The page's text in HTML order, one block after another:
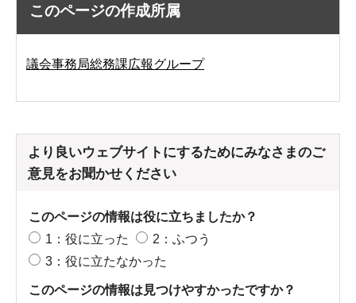
このページの作成所属
議会事務局総務課広報グループ
より良いウェブサイトにするためにみなさまのご
意見をお聞かせください
このページの情報は役に立ちましたか？
1：役に立った
2：ふつう
3：役に立たなかった
このページの情報は見つけやすかったですか？